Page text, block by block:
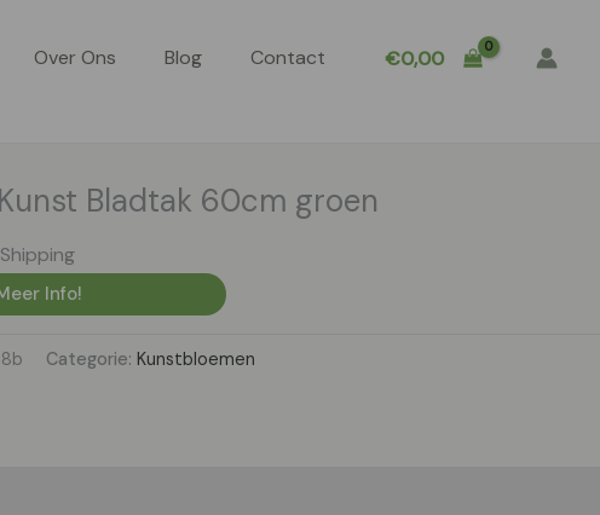
Over Ons Blog Contact €0,00
Bladtak 60cm groen
Info!
Categorie: Kunstbloemen